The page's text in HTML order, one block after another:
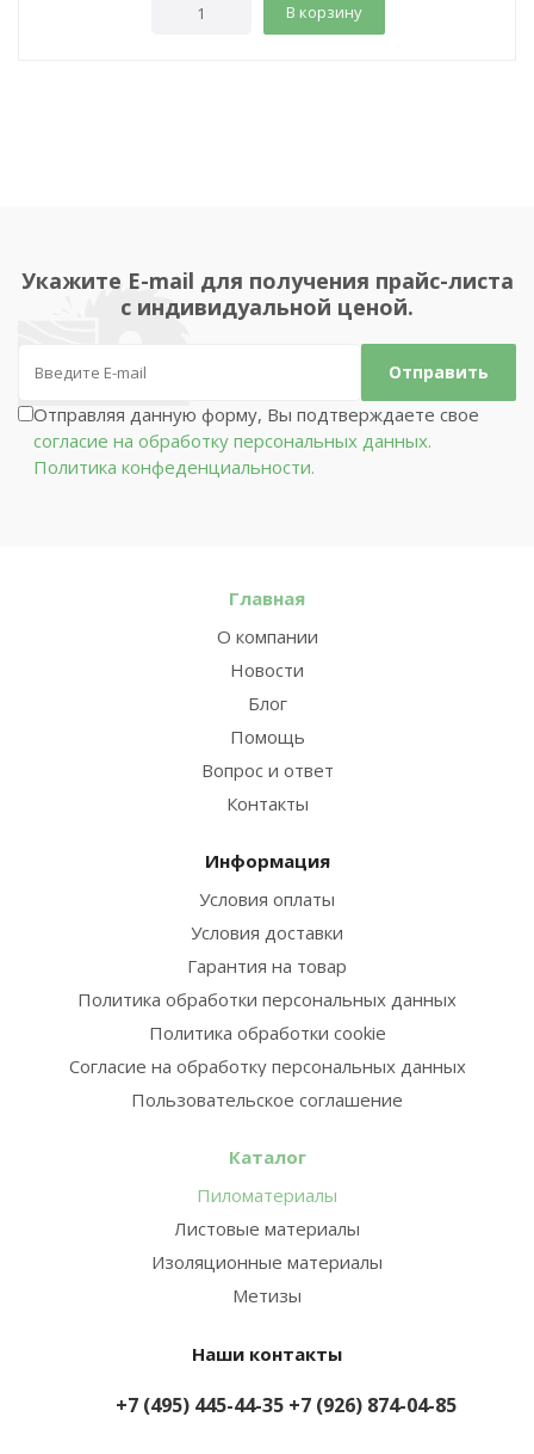
В корзину
Укажите E-mail для получения прайс-листа
с индивидуальной ценой.
Отправляя данную форму, Вы подтверждаете свое
согласие на обработку персональных данных.
Политика конфеденциальности.
Главная
О компании
Новости
Блог
Помощь
Вопрос и ответ
Контакты
Информация
Условия оплаты
Условия доставки
Гарантия на товар
Политика обработки персональных данных
Политика обработки cookie
Согласие на обработку персональных данных
Пользовательское соглашение
Каталог
Пиломатериалы
Листовые материалы
Изоляционные материалы
Метизы
Наши контакты
+7 (495) 445-44-35 +7 (926) 874-04-85